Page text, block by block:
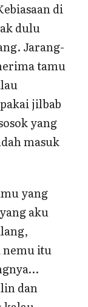
di
dulu
Jarang-
tamu
jilbab
yang
masuk
yang
aku
nemu itu
dan